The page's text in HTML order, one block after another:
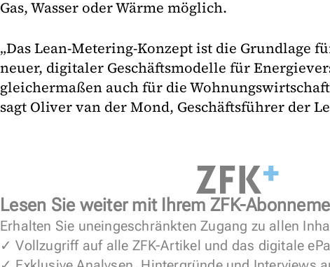
Gas, Wasser oder Wärme möglich.
„Das Lean-Metering-Konzept ist die Grundlage
neuer, digitaler Geschäftsmodelle für
gleichermaßen auch für die
sagt Oliver van der Mond, Geschäftsführer der
Lesen Sie weiter mit Ihrem ZFK-
Erhalten Sie uneingeschränkten Zugang zu allen
✓ Vollzugriff auf alle ZFK-Artikel und das digitale